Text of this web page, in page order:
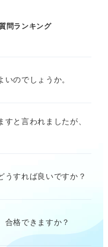
問ランキング
のでしょうか。
と言われましたが、
うすれば良いですか？
合格できますか？